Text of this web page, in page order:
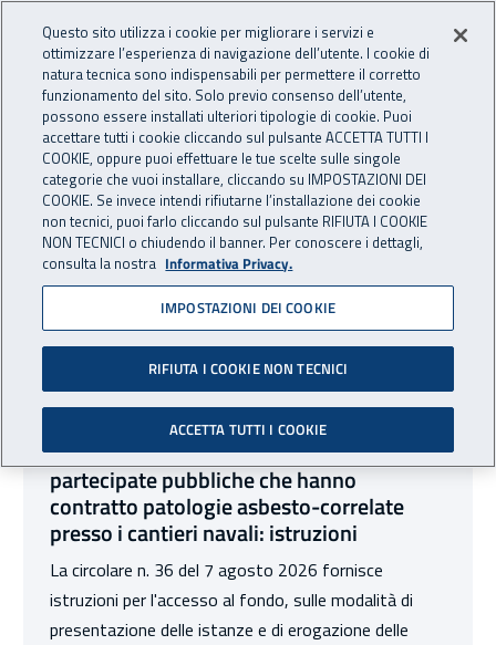
INAIL - Istituto Nazionale
Apri cerca
Navigazione principale
Navigazione - Ti trovi in:
Home Inail comunica Avvisi
Avvisi
Elenco corsi
Sono stati trovati1860risultati
Avvisi 07 agosto 2026
07 agosto 2026
Fondo per i lavoratori di società
partecipate pubbliche che hanno
contratto patologie asbesto-correlate
presso i cantieri navali: istruzioni
La circolare n. 36 del 7 agosto 2026 fornisce
istruzioni per l'accesso al fondo, sulle modalità di
presentazione delle istanze e di erogazione delle
Questo sito utilizza i cookie per migliorare i servizi e
ottimizzare l’esperienza di navigazione dell’utente. I cookie di
natura tecnica sono indispensabili per permettere il corretto
funzionamento del sito. Solo previo consenso dell’utente,
possono essere installati ulteriori tipologie di cookie. Puoi
accettare tutti i cookie cliccando sul pulsante ACCETTA TUTTI I
COOKIE, oppure puoi effettuare le tue scelte sulle singole
categorie che vuoi installare, cliccando su IMPOSTAZIONI DEI
COOKIE. Se invece intendi rifiutarne l’installazione dei cookie
non tecnici, puoi farlo cliccando sul pulsante RIFIUTA I COOKIE
NON TECNICI o chiudendo il banner. Per conoscere i dettagli,
consulta la nostra Informativa Privacy.
IMPOSTAZIONI DEI COOKIE
RIFIUTA I COOKIE NON TECNICI
ACCETTA TUTTI I COOKIE